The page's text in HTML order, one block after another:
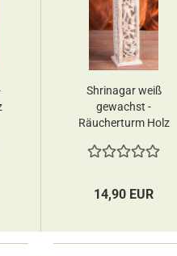
Shrinagar weiß
gewachst -
Räucherturm Holz
14,90 EUR